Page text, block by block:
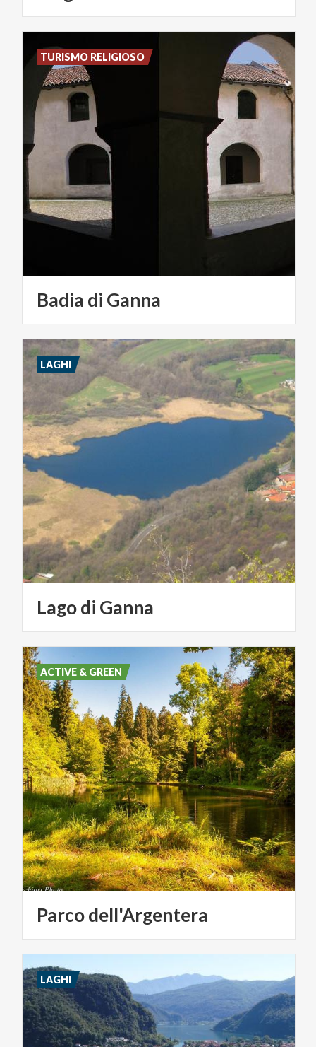
Badia di Ganna
TURISMO RELIGIOSO
Lagodi Ganna
LAGHI
Parcodell'Argentera
ACTIVE & GREEN
LAGHI